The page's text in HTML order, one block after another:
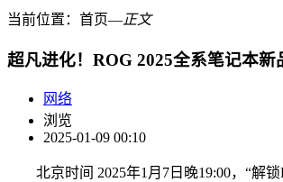
当前位置： 首页―正文
超凡进化！ROG 2025全系笔记本新
网络
浏览
2025-01-09 00:10
北京时间 2025年1月7日晚19:00，“解锁